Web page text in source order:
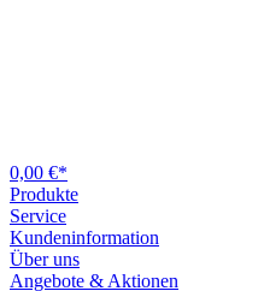
0,00 €*
Produkte
Service
Kundeninformation
Über uns
Angebote & Aktionen